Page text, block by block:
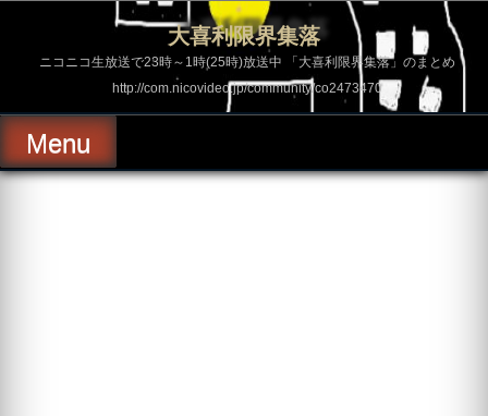
ス
ッ
プ
大喜利限界集落
ニコニコ生放送で23時～1時(25時)放送中 「大喜利限界集落」のまとめ
http://com.nicovideo.jp/community/co2473470
Menu